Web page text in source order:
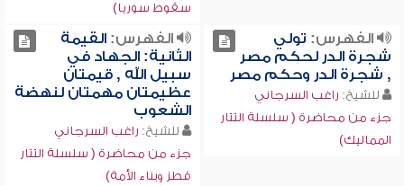
سقوط سوريا)
الفهرس: تولي
شجرة الدر لحكم مصر
, شجرة الدر وحكم مصر
للشيخ: راغب السرجاني
جزء من محاضرة ( سلسلة التتار
المماليك)
الفهرس:القيمة
الثانية: الجهاد في
سبيل الله , قيمتان
عظيمتان مهمتان لنهضة
الشعوب
للشيخ: راغب السرجاني
جزء من محاضرة ( سلسلة التتار
قطز وبناء الأمة)